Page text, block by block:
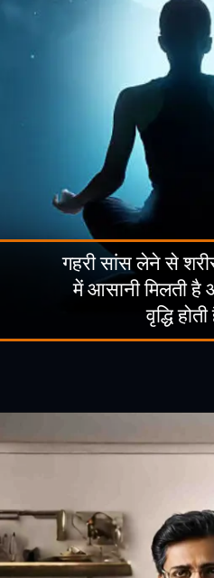
गहरी सांस लेने से
में आसानी मिलती है
वृद्धि